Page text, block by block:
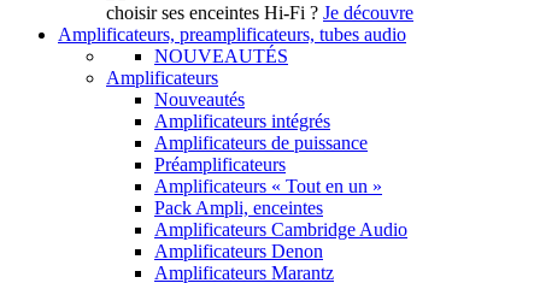
choisir ses enceintes Hi-Fi ? Je découvre
Amplificateurs, preamplificateurs, tubes audio
NOUVEAUTÉS
Amplificateurs
Nouveautés
Amplificateurs intégrés
Amplificateurs de puissance
Préamplificateurs
Amplificateurs « Tout en un »
Pack Ampli, enceintes
Amplificateurs Cambridge Audio
Amplificateurs Denon
Amplificateurs Marantz